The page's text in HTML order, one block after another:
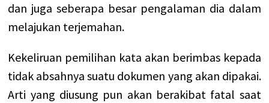
dan juga seberapa besar pengalaman dia dalam
melajukan terjemahan.
Kekeliruan pemilihan kata akan berimbas kepada
tidak absahnya suatu dokumen yang akan dipakai.
Arti yang diusung pun akan berakibat fatal saat